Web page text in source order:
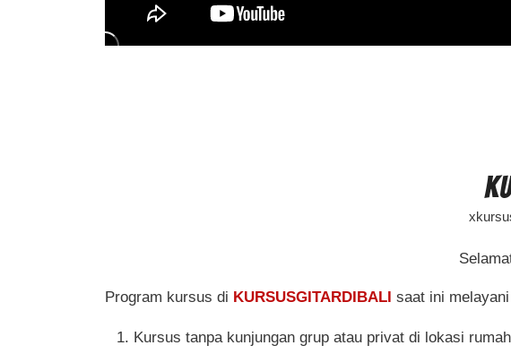
Program kursus di KURSUSGITARDIBALI saat ini
Kursus tanpa kunjungan grup atau privat di lokasi